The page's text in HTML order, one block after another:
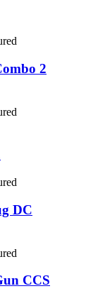
2
DC
CCS